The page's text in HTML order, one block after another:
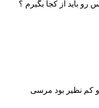
باید از کجا بگیرم ‌؟
کم نظیر بود مرسی